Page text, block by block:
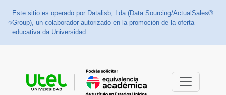
Este sitio es operado por Datalisb, Lda (Data Sourcing/ActualSales®
Group), un colaborador autorizado en la promoción de la oferta
educativa da Universidad